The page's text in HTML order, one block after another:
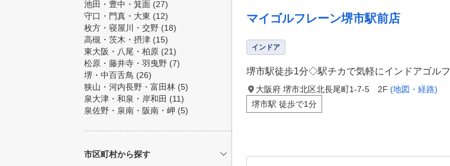
池田・豊中・箕面 (27)
守口・門真・大東 (12)
枚方・寝屋川・交野 (18)
高槻・茨木・摂津 (15)
東大阪・八尾・柏原 (21)
松原・藤井寺・羽曳野 (7)
堺・中百舌鳥 (26)
狭山・河内長野・富田林 (5)
泉大津・和泉・岸和田 (11)
泉佐野・泉南・阪南・岬 (5)
市区町村から探す
マイゴルフレーン堺市駅前店
インドア
堺市駅徒歩1分◇駅チカで気軽にインドアゴルフ
大阪府 堺市北区北長尾町1-7-5 2F (地図・経路)
堺市駅 徒歩で1分